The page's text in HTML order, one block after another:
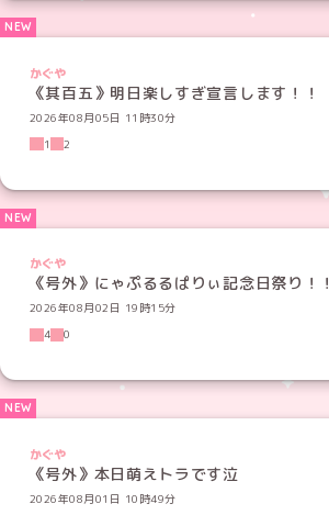
かぐや
《其百五》明日楽しすぎ宣言します！！
2026年08月05日 11時30分
1
2
かぐや
《号外》にゃぷるるぱりぃ記念日祭り！！
2026年08月02日 19時15分
4
0
かぐや
《号外》本日萌えトラです泣
2026年08月01日 10時49分